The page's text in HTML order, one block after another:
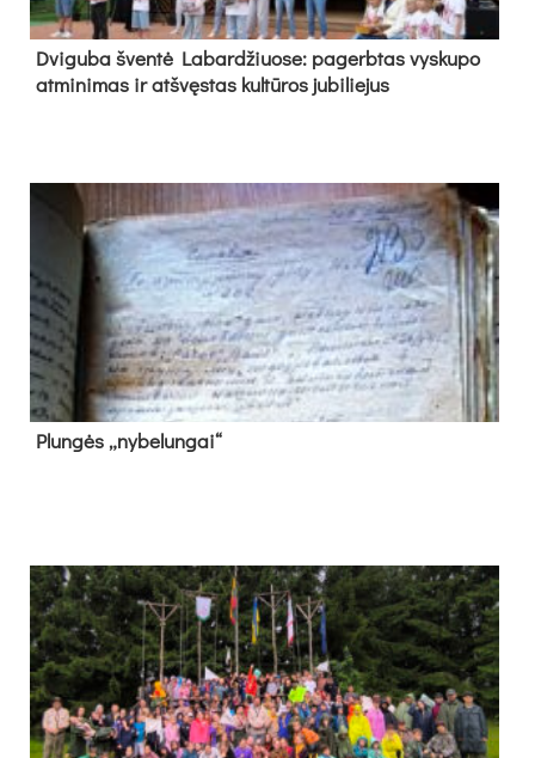
Dvi­gu­ba šven­tė La­bar­džiuo­se: pa­gerb­tas vys­ku­po
at­mi­ni­mas ir at­švęs­tas kul­tū­ros ju­bi­lie­jus
Plun­gės „ny­be­lun­gai“